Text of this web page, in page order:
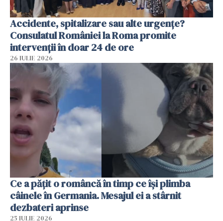
Accidente, spitalizare sau alte urgențe?
Consulatul României la Roma promite
intervenții în doar 24 de ore
26 IULIE 2026
Ce a pățit o româncă în timp ce își plimba
câinele în Germania. Mesajul ei a stârnit
dezbateri aprinse
25 IULIE 2026